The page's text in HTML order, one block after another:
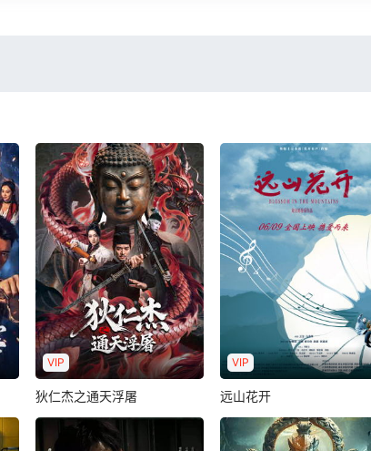
VIP
狄仁杰之通天浮屠
罗立群 许翔
狄仁杰之通天浮屠
VIP
远山花开
林婉盈 蒋昊伦
王钢
远山花开